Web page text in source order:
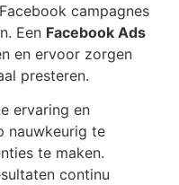
campagnes
Een Facebook Ads
en ervoor zorgen
presteren.
ervaring en
nauwkeurig te
te maken.
continu